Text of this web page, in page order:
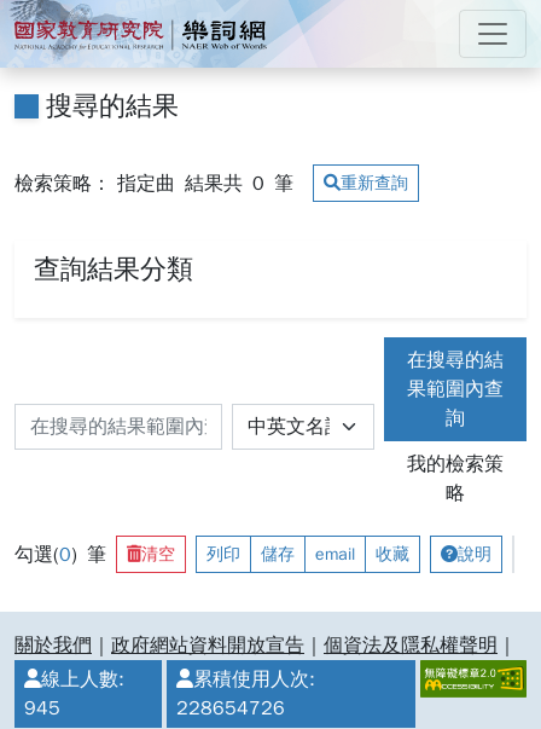
跳到主要內容
:::
國家教育研究院 樂詞網
搜尋的結果
檢索策略： 指定曲 結果共 0 筆 重新查詢
查詢結果分類
在搜尋的結
果範圍內查
詢
我的檢索策
略
勾選(0) 筆 清空 列印 儲存 email 收藏 說明
:::關於我們 政府網站資料開放宣告 個資法及隱私權聲明
線上人數:
945
累積使用人次:
228654726